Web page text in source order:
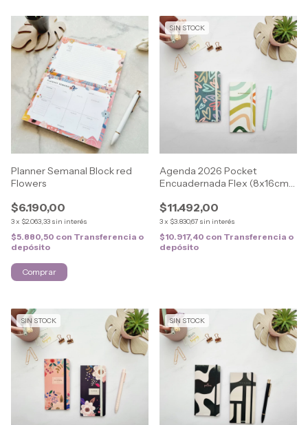
Planner Semanal Block red
Flowers
$6.190,00
3x $2.063,33 sin interés
$5.880,50 con Transferencia o
depósito
SIN STOCK
Agenda 2026 Pocket
Encuadernada Flex (8x16cm)
$11.492,00
3x $3.830,67 sin interés
$10.917,40 con Transferencia o
depósito
SIN STOCK SIN STOCK